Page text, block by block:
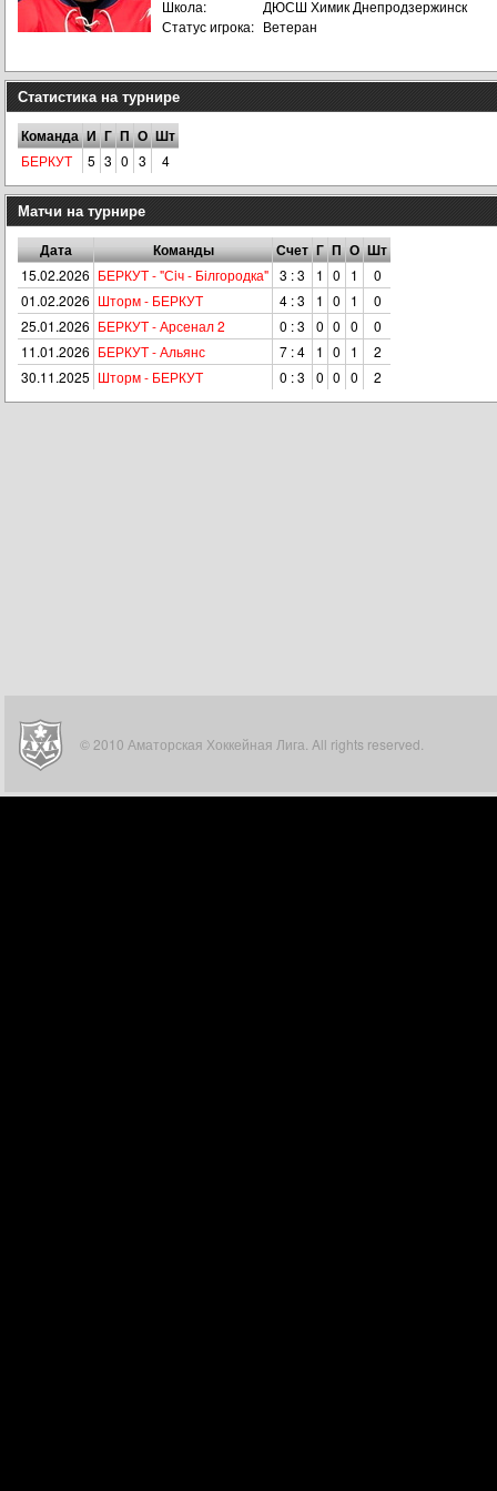
Школа:
ДЮСШ Химик Днепродзержинск
Статус игрока: Ветеран
Статистика на турнире
Команда И Г П О Шт
БЕРКУТ 5 3 0 3 4
Матчи на турнире
Дата Команды Счет Г П О Шт
15.02.2026 БЕРКУТ - "Сiч - Білгородка" 3 : 3 1 0 1
0
01.02.2026 Шторм - БЕРКУТ 4 : 3 1 0 1
0
25.01.2026 БЕРКУТ - Арсенал 2 0 : 3 0 0 0
0
11.01.2026 БЕРКУТ - Альянс 7 : 4 1 0 1
2
30.11.2025 Шторм - БЕРКУТ 0 : 3 0 0 0 2
© 2010 Аматорская Хоккейная Лига. All rights reserved.